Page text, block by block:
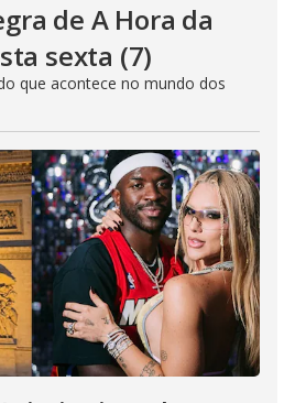
de A Hora da
sexta (7)
que acontece no mundo dos